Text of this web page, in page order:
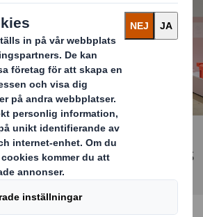
pågår en unik utställning kring
med podier i wellpapp från DS